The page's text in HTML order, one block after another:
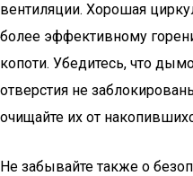
вентиляции. Хорошая
более эффективному
копоти. Убедитесь, что
отверстия не
очищайте их от
Не забывайте также о